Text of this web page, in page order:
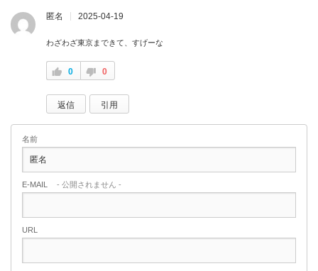
匿名 2025-04-19
わざわざ東京まできて、すげーな
0 0
返信 引用
名前
E-MAIL - 公開されません -
URL